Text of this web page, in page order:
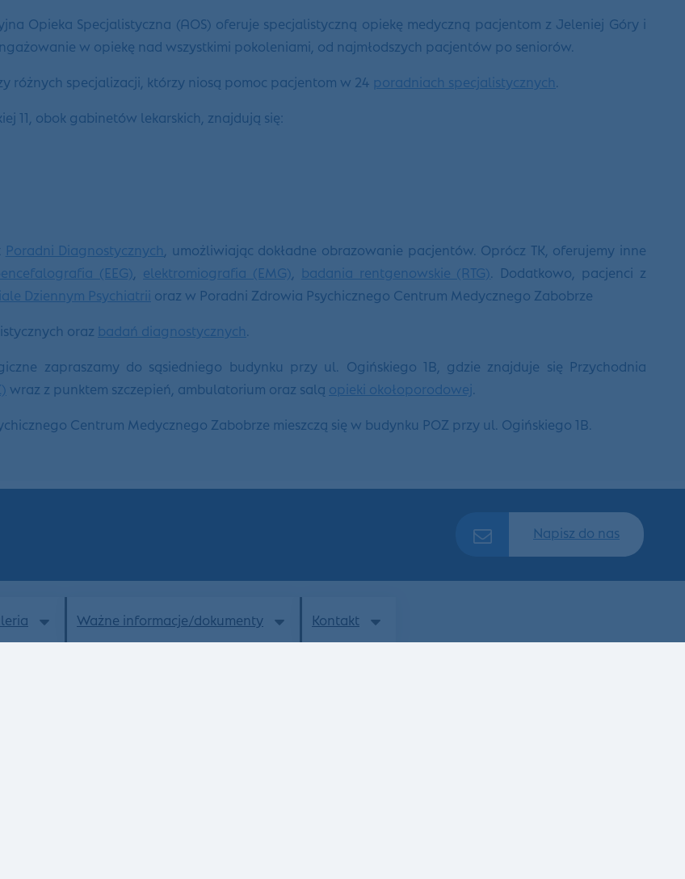
Ważne informacje/dokumenty Kontakt
Opieka Specjalistyczna (AOS) oferuje specjalistyczną opiekę medyczną pacjentom z Jeleniej Góry i
w opiekę nad wszystkimi pokoleniami, od najmłodszych pacjentów po seniorów.
różnych specjalizacji, którzy niosą pomoc pacjentom w 24 poradniach specjalistycznych.
11, obok gabinetów lekarskich, znajdują się:
Poradni Diagnostycznych , umożliwiając dokładne obrazowanie pacjentów. Oprócz TK, oferujemy inne
(EEG) elektromiografia (EMG) badania rentgenowskie (RTG). Dodatkowo, pacjenci z
Dziennym Psychiatrii oraz w Poradni Zdrowia Psychicznego Centrum Medycznego Zabobrze
oraz badań diagnostycznych.
zapraszamy do sąsiedniego budynku przy ul. Ogińskiego 1B, gdzie znajduje się Przychodnia
wraz z punktem szczepień, ambulatorium oraz salą opieki okołoporodowej.
Centrum Medycznego Zabobrze mieszczą się w budynku POZ przy ul. Ogińskiego 1B.
Napisz do nas